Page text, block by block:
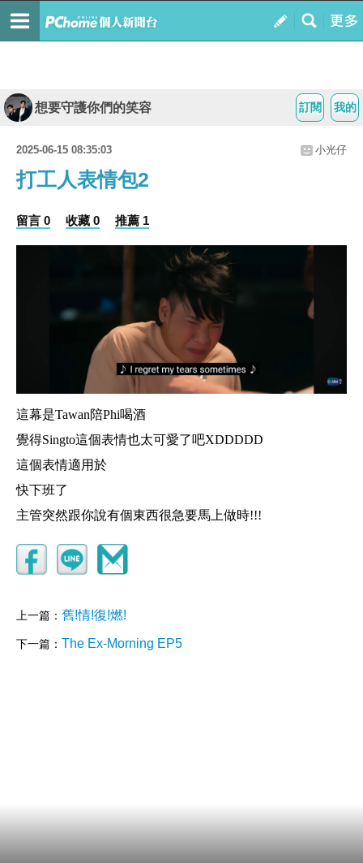
我的
訂閱
想要守護你們的笑容
2025-06-15 08:35:03 小光仔
打工人表情包2
留言 0 收藏 0 推薦 1
這幕是Tawan陪Phi喝酒
覺得Singto這個表情也太可愛了吧XDDDDD
這個表情適用於
快下班了
主管突然跟你說有個東西很急要馬上做時!!!
上一篇： 舊!情!復!燃!
下一篇： The Ex-Morning EP5